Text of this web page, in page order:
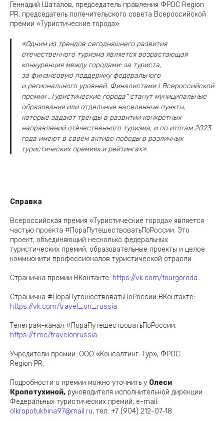
Геннадий Шаталов, председатель правления ФРОС Region
PR, председатель попечительского совета Всероссийской
премии «Туристические города»:
«Одним из трендов сегодняшнего развития
отечественного туризма является возрастающая
конкуренция между городами: за туриста,
за финансовую поддержку федерального
и регионального уровней. Финалистами I Всероссийской
премии „Туристические города“ станут муниципальные
образования или отдельные населенные пункты,
которые задают тренды в развитии конкретных
направлений отечественного туризма, и по итогам 2023
года имеют в своем активе победы в различных
туристических премиях и рейтингах».
Справка
Всероссийская премия «Туристические города» является
частью проекта #ПораПутешествоватьПоРоссии. Это
проект, объединяющий несколько федеральных
туристических премий, образовательные проекты и целое
коммьюнити профессионалов туристической отрасли.
Страничка премии ВКонтакте: https://vk.com/tourgoroda
Страничка #ПораПутешествоватьПоРоссии ВКонтакте:
https://vk.com/travel_on_russia
Телеграм-канал #ПораПутешествоватьПоРоссии:
https://t.me/travelonrussia
Учредители премии: ООО «Консалтинг-Тур», ФРОС
Region PR.
Подробности о премии можно уточнить у Олеси
Кропотухиной, руководителя исполнительной дирекции
Федеральных туристических премий, e-mail:
olkropotukhina97@mail.ru, тел: +7 (904) 212-07-18